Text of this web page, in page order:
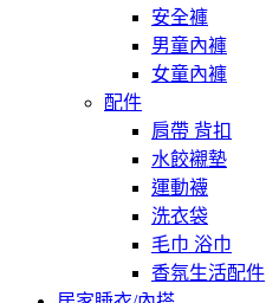
安全褲
男童內褲
女童內褲
配件
肩帶 背扣
水餃襯墊
運動襪
洗衣袋
毛巾 浴巾
香氛生活配件